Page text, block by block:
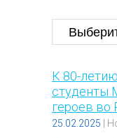
К 80-
студенты
героев во
25.02.2025